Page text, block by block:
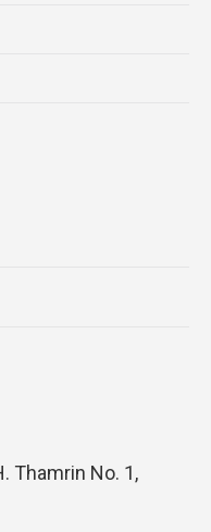
Thamrin No. 1,